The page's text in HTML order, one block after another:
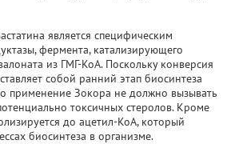
является специфическим
фермента, катализирующего
из ГМГ-КоА. Поскольку конверсия
собой ранний этап биосинтеза
применение Зокора не должно вызывать
токсичных стеролов. Кроме
до ацетил-КоА, который
биосинтеза в организме.